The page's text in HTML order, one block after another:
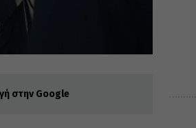
στην Google